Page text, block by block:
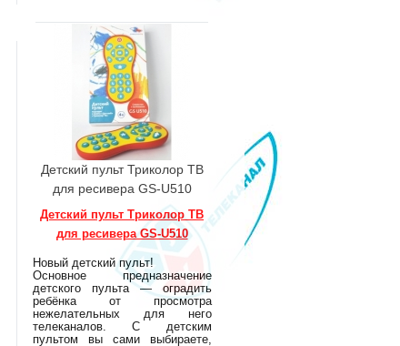
Детский пульт Триколор ТВ
для ресивера GS-U510
Детский пульт Триколор ТВ
для ресивера GS-U510
Новый детский пульт!
Основное предназначение
детского пульта — оградить
ребёнка от просмотра
нежелательных для него
телеканалов. С детским
пультом вы сами выбираете,